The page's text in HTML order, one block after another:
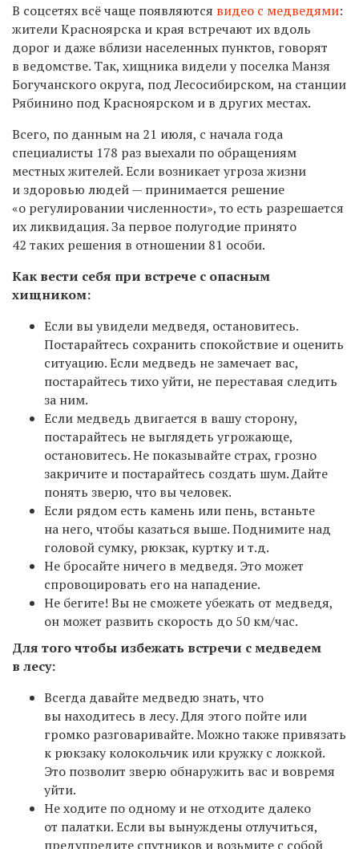
В соцсетях всё чаще появляются видео с медведями:
жители Красноярска и края встречают их вдоль
дорог и даже вблизи населенных пунктов, говорят
в ведомстве. Так, хищника видели у поселка Манзя
Богучанского округа, под Лесосибирском, на станции
Рябинино под Красноярском и в других местах.
Всего, по данным на 21 июля, с начала года
специалисты 178 раз выехали по обращениям
местных жителей. Если возникает угроза жизни
и здоровью людей — принимается решение
«о регулировании численности», то есть разрешается
их ликвидация. За первое полугодие принято
42 таких решения в отношении 81 особи.
Как вести себя при встрече с опасным
хищником:
Если вы увидели медведя, остановитесь.
Постарайтесь сохранить спокойствие и оценить
ситуацию. Если медведь не замечает вас,
постарайтесь тихо уйти, не переставая следить
за ним.
Если медведь двигается в вашу сторону,
постарайтесь не выглядеть угрожающе,
остановитесь. Не показывайте страх, грозно
закричите и постарайтесь создать шум. Дайте
понять зверю, что вы человек.
Если рядом есть камень или пень, встаньте
на него, чтобы казаться выше. Поднимите над
головой сумку, рюкзак, куртку и т.д.
Не бросайте ничего в медведя. Это может
спровоцировать его на нападение.
Не бегите! Вы не сможете убежать от медведя,
он может развить скорость до 50 км/час.
Для того чтобы избежать встречи с медведем
в лесу:
Всегда давайте медведю знать, что
вы находитесь в лесу. Для этого пойте или
громко разговаривайте. Можно также привязать
к рюкзаку колокольчик или кружку с ложкой.
Это позволит зверю обнаружить вас и вовремя
уйти.
Не ходите по одному и не отходите далеко
от палатки. Если вы вынуждены отлучиться,
предупредите спутников и возьмите с собой